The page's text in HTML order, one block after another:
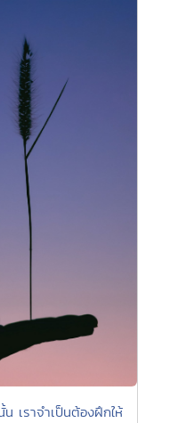
เราจำเป็นต้องฝึกให้